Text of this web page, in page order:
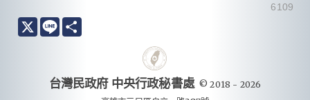
6109
X Line
台灣民政府 中央行政秘書處 © 2018 - 2026